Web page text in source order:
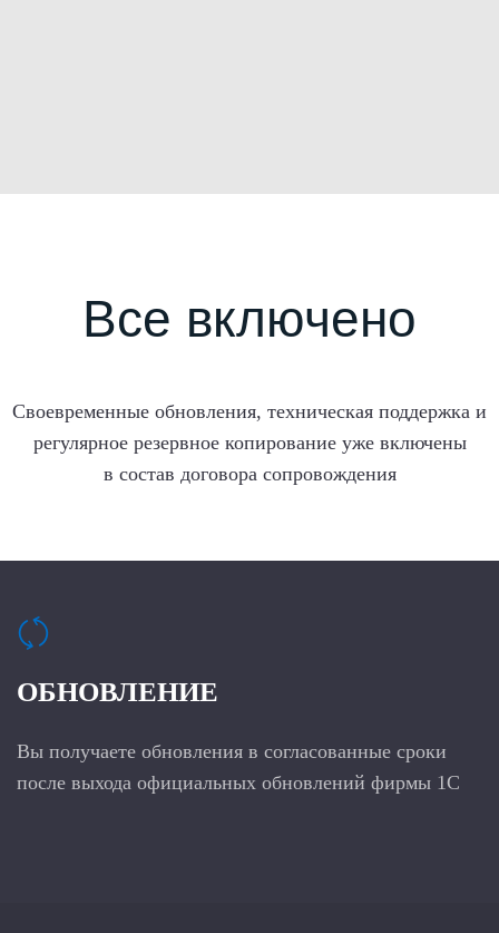
Все включено
Своевременные обновления, техническая поддержка и
регулярное резервное копирование уже включены
в состав договора сопровождения
ОБНОВЛЕНИЕ
Вы получаете обновления в согласованные сроки
после выхода официальных обновлений фирмы 1С